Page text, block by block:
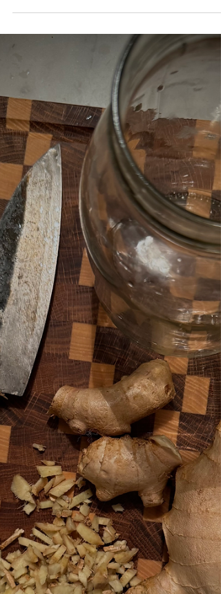
Nutella paj
Raw Nutella paj med rostade hasselnötter och
krämig choklad En dessert som passar alla
gammal som ung, glutenintollerant, vegan
den...